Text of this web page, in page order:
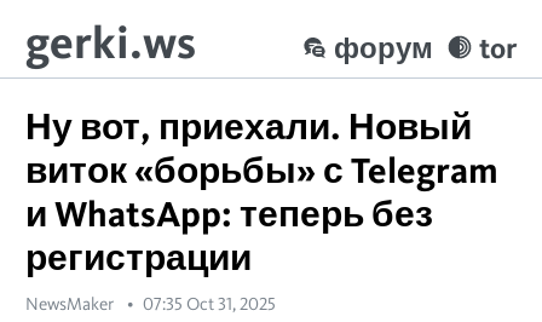
gerki.ws tor
форум
Ну вот, приехали. Новый
виток «борьбы» с Telegram
и WhatsApp: теперь без
регистрации
NewsMaker 07:35 Oct 31, 2025